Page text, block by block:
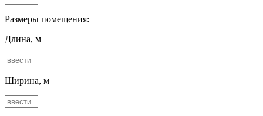
Размеры помещения:
Длина, м
Ширина, м